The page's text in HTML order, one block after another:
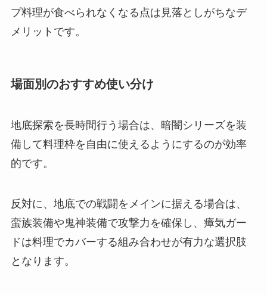
プ料理が食べられなくなる点は見落としがちなデ
メリットです。
場面別のおすすめ使い分け
地底探索を長時間行う場合は、暗闇シリーズを装
備して料理枠を自由に使えるようにするのが効率
的です。
反対に、地底での戦闘をメインに据える場合は、
蛮族装備や鬼神装備で攻撃力を確保し、瘴気ガー
ドは料理でカバーする組み合わせが有力な選択肢
となります。